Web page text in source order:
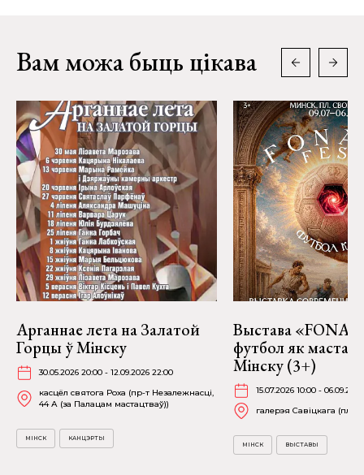
Вам можа быць цікава
Арганнае лета на Залатой
Горцы ў Мінску
30.05.2026 20:00 - 12.09.2026 22:00
касцёл святога Роха (пр-т Незалежнасці,
44 А (за Палацам мастацтваў))
МІНСК КАНЦЭРТЫ
Выстава
футбол як
Мінску (3+)
15.07.2026 10:00 -
галерэя Савіцкага (пл.
МІНСК ВЫСТАВЫ